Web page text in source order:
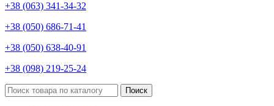
+38 (063) 341-34-32
+38 (050) 686-71-41
+38 (050) 638-40-91
+38 (098) 219-25-24
Поиск